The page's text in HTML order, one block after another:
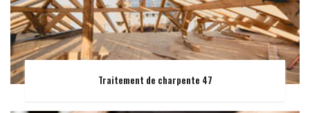
Traitement de charpente 47